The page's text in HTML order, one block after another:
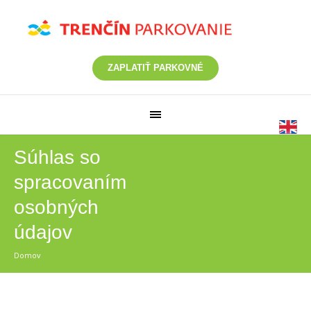
ZAPLATIŤ PARKOVNÉ
Súhlas so
spracovaním
osobných
údajov
Domov